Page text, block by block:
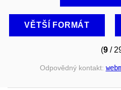
VĚTŠÍ FORMÁT
(9/
Odpovědný kontakt: